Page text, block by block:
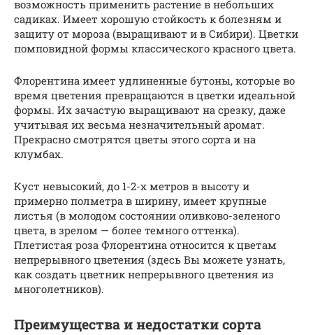
возможность применить растение в небольших
садиках. Имеет хорошую стойкость к болезням и
защиту от мороза (выращивают и в Сибири). Цветки
помповидной формы классического красного цвета.
Флорентина имеет удлиненные бутоны, которые во
время цветения превращаются в цветки идеальной
формы. Их зачастую выращивают на срезку, даже
учитывая их весьма незначительный аромат.
Прекрасно смотрятся цветы этого сорта и на
клумбах.
Куст невысокий, до 1-2-х метров в высоту и
примерно полметра в ширину, имеет крупные
листья (в молодом состоянии оливково-зеленого
цвета, в зрелом — более темного оттенка).
Плетистая роза Флорентина относится к цветам
непрерывного цветения (здесь Вы можете узнать,
как создать цветник непрерывного цветения из
многолетников).
Преимущества и недостатки сорта